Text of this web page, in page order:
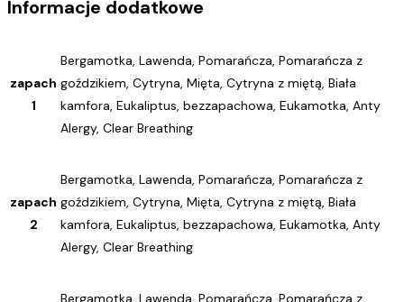
Informacje dodatkowe
zapach
1
Bergamotka, Lawenda, Pomarańcza, Pomarańcza z
goździkiem, Cytryna, Mięta, Cytryna z miętą, Biała
kamfora, Eukaliptus, bezzapachowa, Eukamotka, Anty
Alergy, Clear Breathing
zapach
2
Bergamotka, Lawenda, Pomarańcza, Pomarańcza z
goździkiem, Cytryna, Mięta, Cytryna z miętą, Biała
kamfora, Eukaliptus, bezzapachowa, Eukamotka, Anty
Alergy, Clear Breathing
Bergamotka, Lawenda, Pomarańcza, Pomarańcza z